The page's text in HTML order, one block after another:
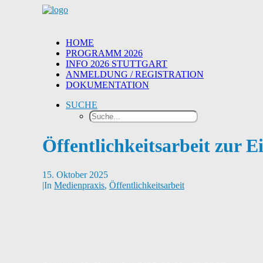
HOME
PROGRAMM 2026
INFO 2026 STUTTGART
ANMELDUNG / REGISTRATION
DOKUMENTATION
SUCHE
Öffentlichkeitsarbeit zur
15. Oktober 2025
|In Medienpraxis, Öffentlichkeitsarbeit